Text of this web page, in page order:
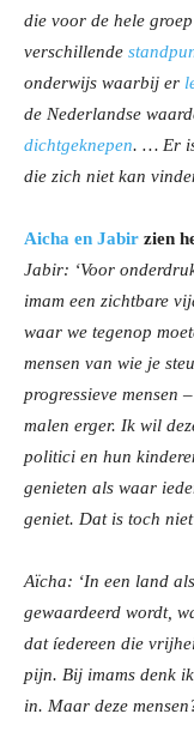
die voor de hele
verschillende
onderwijs waarbij er
de Nederlandse
dichtgeknepen. … Er
die zich niet kan
Aicha en Jabir zien
Jabir: ‘Voor
imam een zichtbare
waar we tegenop
mensen van wie je
progressieve mensen
malen erger. Ik wil
politici en hun
genieten als waar
geniet. Dat is toch
Aïcha: ‘In een land
gewaardeerd wordt,
dat íedereen die
pijn. Bij imams denk
in. Maar deze